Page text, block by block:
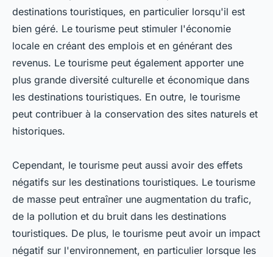
destinations touristiques, en particulier lorsqu'il est
bien géré. Le tourisme peut stimuler l'économie
locale en créant des emplois et en générant des
revenus. Le tourisme peut également apporter une
plus grande diversité culturelle et économique dans
les destinations touristiques. En outre, le tourisme
peut contribuer à la conservation des sites naturels et
historiques.
Cependant, le tourisme peut aussi avoir des effets
négatifs sur les destinations touristiques. Le tourisme
de masse peut entraîner une augmentation du trafic,
de la pollution et du bruit dans les destinations
touristiques. De plus, le tourisme peut avoir un impact
négatif sur l'environnement, en particulier lorsque les